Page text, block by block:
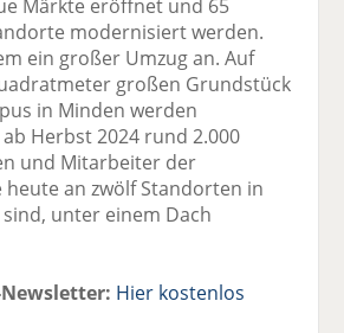
Märkte eröffnet und 65
modernisiert werden.
ein großer Umzug an. Auf
großen Grundstück
in Minden werden
Herbst 2024 rund 2.000
und Mitarbeiter der
heute an zwölf Standorten in
unter einem Dach
Hier kostenlos